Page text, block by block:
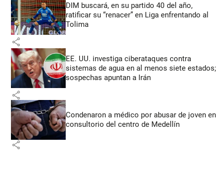
DIM buscará, en su partido 40 del año,
ratificar su “renacer” en Liga enfrentando al
Tolima
share
EE. UU. investiga ciberataques contra
sistemas de agua en al menos siete estados;
sospechas apuntan a Irán
share
Condenaron a médico por abusar de joven en
consultorio del centro de Medellín
share